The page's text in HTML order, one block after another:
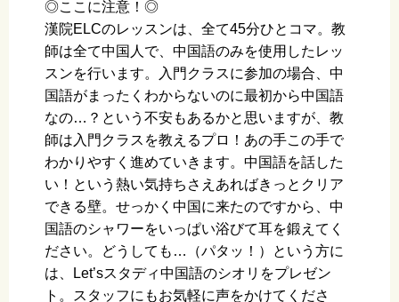
◎ここに注意！◎
漢院ELCのレッスンは、全て45分ひとコマ。教
師は全て中国人で、中国語のみを使用したレッ
スンを行います。入門クラスに参加の場合、中
国語がまったくわからないのに最初から中国語
なの…？という不安もあるかと思いますが、教
師は入門クラスを教えるプロ！あの手この手で
わかりやすく進めていきます。中国語を話した
い！という熱い気持ちさえあればきっとクリア
できる壁。せっかく中国に来たのですから、中
国語のシャワーをいっぱい浴びて耳を鍛えてく
ださい。どうしても…（パタッ！）という方に
は、Let’sスタディ中国語のシオリをプレゼン
ト。スタッフにもお気軽に声をかけてくださ